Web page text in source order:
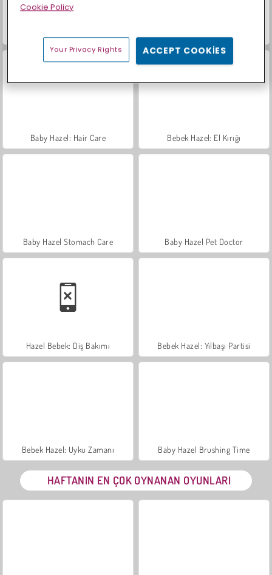
Baby Hazel: Hair Care Bebek Hazel: El Kırığı
Baby Hazel Stomach Care Baby Hazel Pet Doctor
Hazel Bebek: Diş Bakımı Bebek Hazel: Yılbaşı Partisi
Bebek Hazel: Uyku Zamanı Baby Hazel Brushing Time
HAFTANIN EN ÇOK OYNANAN OYUNLARI
Cookie Policy
Your Privacy Rights ACCEPT COOKIES